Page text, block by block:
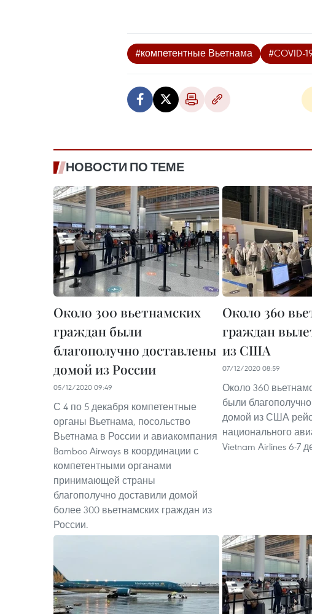
#компетентные Вьетнама #COVID-
НОВОСТИ ПО ТЕМЕ
Около 300 вьетнамских
граждан были
благополучно доставлены
домой из России
05/12/2020 09:49
С 4 по 5 декабря компетентные
органы Вьетнама, посольство
Вьетнама в России и авиакомпания
Bamboo Airways в координации с
компетентными органами
принимающей страны
благополучно доставили домой
более 300 вьетнамских граждан из
России.
Около 360
граждан
из США
07/12/2020 08:59
Около 360
были
домой из США
национального
Vietnam Airlines 6-7